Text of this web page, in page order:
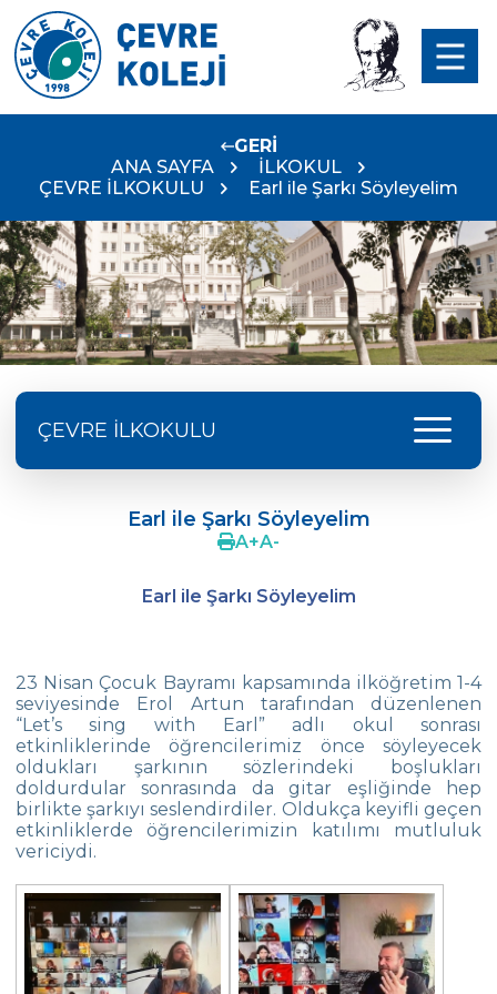
GERİ
ANA SAYFA
İLKOKUL
ÇEVRE İLKOKULU
Earl ile Şarkı Söyleyelim
ÇEVRE İLKOKULU menu
Dönemine Başladı!
2 Ve 3. Sınıf Öğrencilerimiz Tangram
Geometrik Örüntüler
Sihirbaz Gösterisi
Arkadaşım Kurabiye
23 Nisan Çocuk Bayramı Sergimiz
İstanbul Küçükler Satranç İl Birinciliği
Finali
Tutum, Yatırım ve Türk Malları Haftası
Earl ile Şarkı Söyleyelim
A+A-
Earl ile Şarkı Söyleyelim
23 Nisan Çocuk Bayramı kapsamında ilköğretim 1-4
seviyesinde Erol Artun tarafından düzenlenen
“Let’s sing with Earl” adlı okul sonrası
etkinliklerinde öğrencilerimiz önce söyleyecek
oldukları şarkının sözlerindeki boşlukları
doldurdular sonrasında da gitar eşliğinde hep
birlikte şarkıyı seslendirdiler. Oldukça keyifli geçen
etkinliklerde öğrencilerimizin katılımı mutluluk
vericiydi.